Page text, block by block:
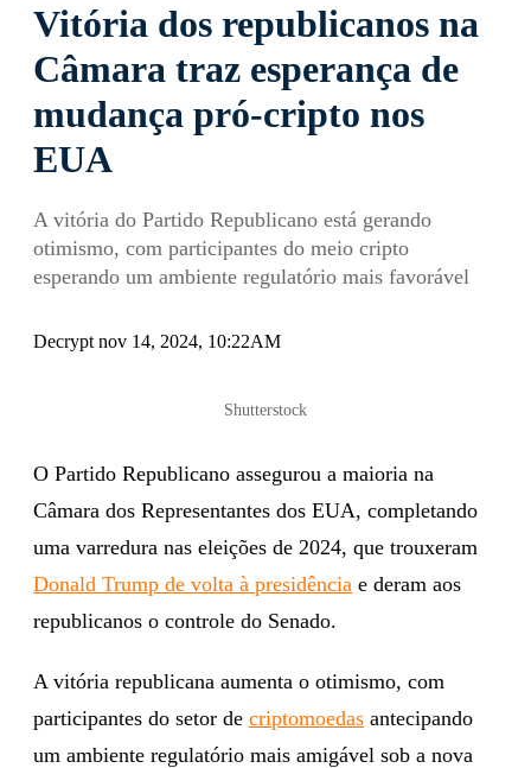
Vitória dos republicanos na
Câmara traz esperança de
mudança pró-cripto nos
EUA
A vitória do Partido Republicano está gerando
otimismo, com participantes do meio cripto
esperando um ambiente regulatório mais favorável
Decrypt nov 14, 2024, 10:22AM
Shutterstock
O Partido Republicano assegurou a maioria na
Câmara dos Representantes dos EUA, completando
uma varredura nas eleições de 2024, que trouxeram
Donald Trump de volta à presidência e deram aos
republicanos o controle do Senado.
A vitória republicana aumenta o otimismo, com
participantes do setor de criptomoedas antecipando
um ambiente regulatório mais amigável sob a nova